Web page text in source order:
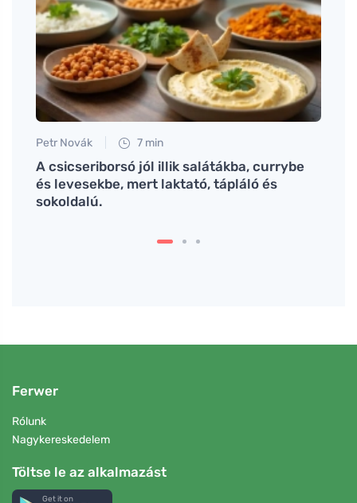
Petr Novák 7 min
A csicseriborsó jól illik salátákba, currybe
és levesekbe, mert laktató, tápláló és
sokoldalú.
Ferwer
Rólunk
Nagykereskedelem
Töltse le az alkalmazást
Get it on